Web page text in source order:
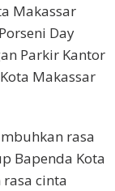
Makassar
Day
Parkir Kantor
Makassar
rasa
Bapenda Kota
cinta